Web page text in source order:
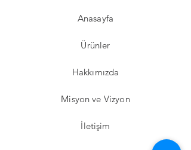
Anasayfa
Ürünler
Hakkımızda
Misyon ve Vizyon
İletişim